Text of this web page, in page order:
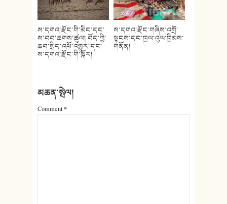
ས་དགའ་རྫོང་གི་མིང་དང་
ས་བབ་ཆགས་ཚུལ། བོད་ཀྱི་
ཆབ་སྲིད་འཕོ་འགྱུར་དང་
ས་དགའ་རྫོང་གི་སྐོར།
ས་དགའ་རྫོང་གཞིས་འགྲོ་
སྟངས་དང་ཁྲལ་འུལ་ཁྲིམས་
གནོན།
མཆན་སྤེལ།
Comment*